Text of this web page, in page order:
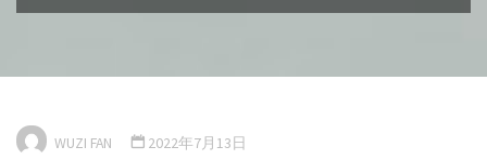
WUZI FAN 2022年7月13日